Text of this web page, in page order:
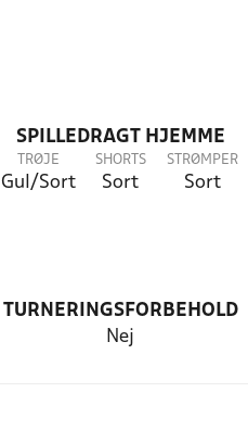
SPILLEDRAGT HJEMME
TRØJE
Gul/Sort
SHORTS
Sort
STRØMPER
Sort
TURNERINGSFORBEHOLD
Nej